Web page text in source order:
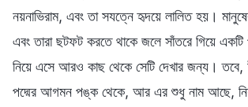
নয়নাভিরাম, এবং তা সযত্নে হৃদয়ে লালিত হয়।
এবং তারা ছটফট করতে থাকে জলে সাঁতরে গিয়ে
নিয়ে এসে আরও কাছ থেকে সেটি দেখার জন্য।
পদ্মের আগমন পঙ্ক থেকে, আর এর শুধু নাম আছে,